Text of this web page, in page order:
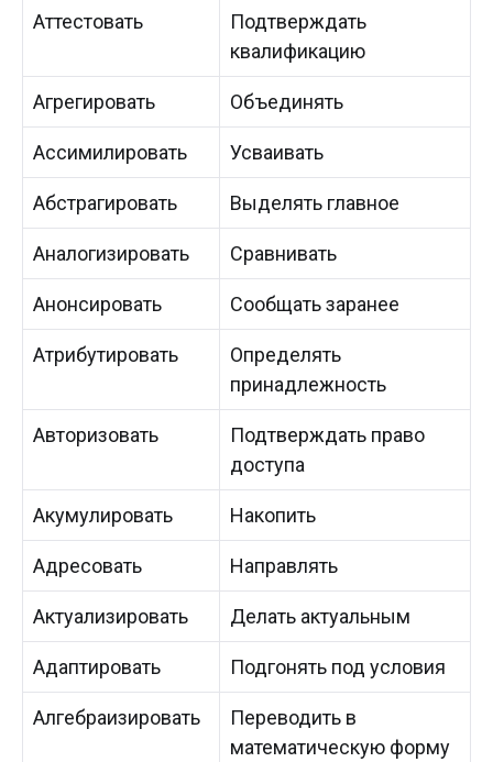
Аттестовать
Подтверждать
квалификацию
Агрегировать Объединять
Ассимилировать Усваивать
Абстрагировать Выделять главное
Аналогизировать Сравнивать
Анонсировать Сообщать заранее
Атрибутировать
Определять
принадлежность
Авторизовать
Подтверждать право
доступа
Акумулировать Накопить
Адресовать Направлять
Актуализировать Делать актуальным
Адаптировать Подгонять под условия
Алгебраизировать
Переводить в
математическую форму